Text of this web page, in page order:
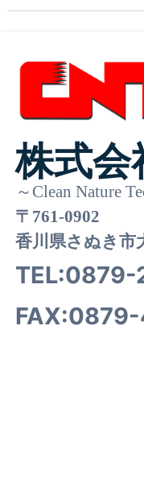
株式会
～Clean Nature
〒761-0902
香川県さぬき市
TEL:0879-